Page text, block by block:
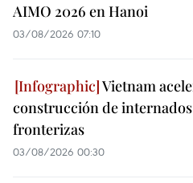
AIMO 2026 en Hanoi
03/08/2026 07:10
Vietnam
construcción de
fronterizas
03/08/2026 00:30